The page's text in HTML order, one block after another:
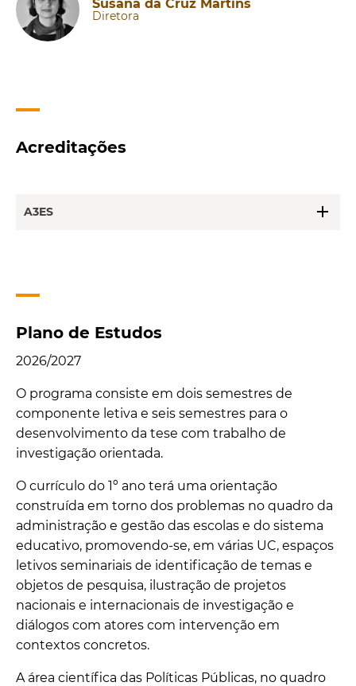
Susana da Cruz Martins
Diretora
Acreditações
A3ES add
Plano de Estudos
2026/2027
O programa consiste em dois semestres de
componente letiva e seis semestres para o
desenvolvimento da tese com trabalho de
investigação orientada.
O currículo do 1º ano terá uma orientação
construída em torno dos problemas no quadro da
administração e gestão das escolas e do sistema
educativo, promovendo-se, em várias UC, espaços
letivos seminariais de identificação de temas e
objetos de pesquisa, ilustração de projetos
nacionais e internacionais de investigação e
diálogos com atores com intervenção em
contextos concretos.
A área científica das Políticas Públicas, no quadro